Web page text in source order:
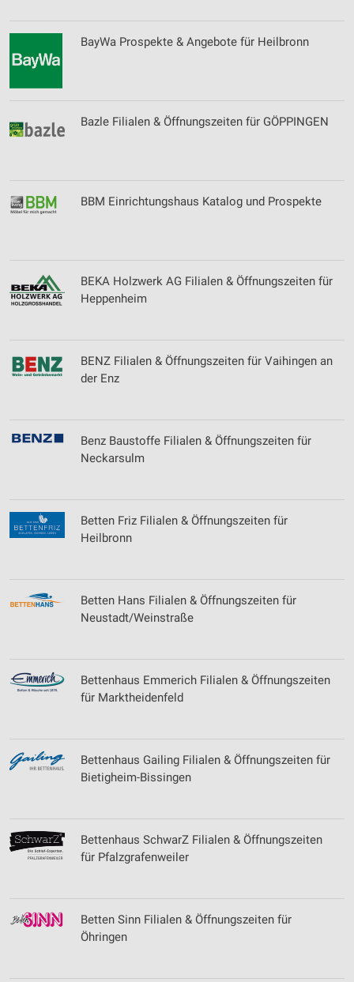
BayWa Prospekte & Angebote für Heilbronn
Bazle Filialen & Öffnungszeiten für GÖPPINGEN
BBM Einrichtungshaus Katalog und Prospekte
BEKA Holzwerk AG Filialen & Öffnungszeiten für
Heppenheim
BENZ Filialen & Öffnungszeiten für Vaihingen an
der Enz
Benz Baustoffe Filialen & Öffnungszeiten für
Neckarsulm
Betten Friz Filialen & Öffnungszeiten für
Heilbronn
Betten Hans Filialen & Öffnungszeiten für
Neustadt/Weinstraße
Bettenhaus Emmerich Filialen & Öffnungszeiten
für Marktheidenfeld
Bettenhaus Gailing Filialen & Öffnungszeiten für
Bietigheim-Bissingen
Bettenhaus SchwarZ Filialen & Öffnungszeiten
für Pfalzgrafenweiler
Betten Sinn Filialen & Öffnungszeiten für
Öhringen